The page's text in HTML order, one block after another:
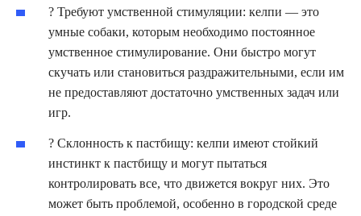
? Требуют умственной стимуляции: келпи — это
умные собаки, которым необходимо постоянное
умственное стимулирование. Они быстро могут
скучать или становиться раздражительными, если им
не предоставляют достаточно умственных задач или
игр.
? Склонность к пастбищу: келпи имеют стойкий
инстинкт к пастбищу и могут пытаться
контролировать все, что движется вокруг них. Это
может быть проблемой, особенно в городской среде